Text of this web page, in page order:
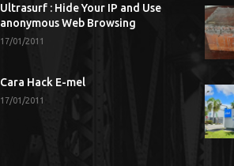
Ultrasurf : Hide Your IP and Use
anonymous Web Browsing
17/01/2011
Cara Hack E-mel
17/01/2011